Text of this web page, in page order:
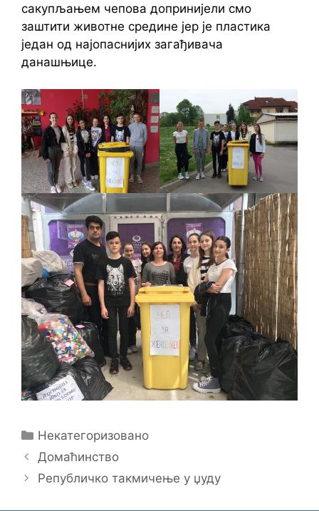
сакупљањем чепова допринијели смо
заштити животне средине јер је пластика
један од најопаснијих загађивача
данашњице.
Categories
Некатегоризовано
Домаћинство
Републичко такмичење у џуду